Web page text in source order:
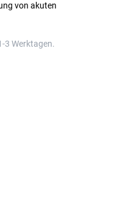
von akuten
3 Werktagen.